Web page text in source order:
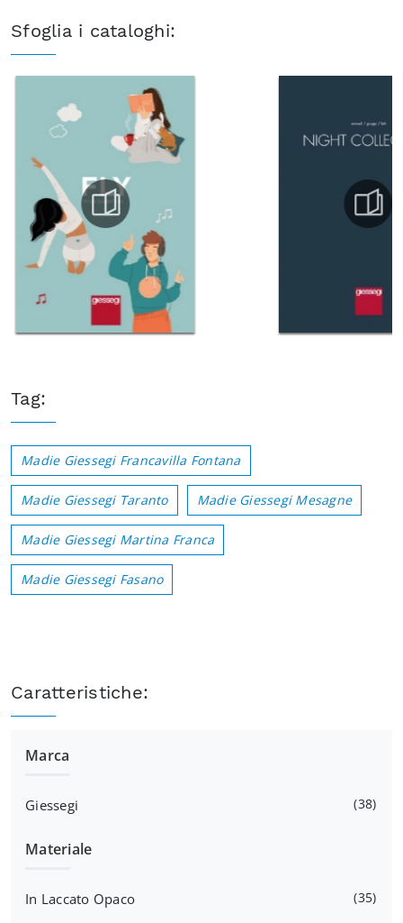
Sfoglia i cataloghi:
Tag:
Madie Giessegi Francavilla Fontana
Madie Giessegi Taranto Madie Giessegi Mesagne
Madie Giessegi Martina Franca
Madie Giessegi Fasano
Caratteristiche:
Marca
Giessegi 38
Materiale
In Laccato Opaco 35